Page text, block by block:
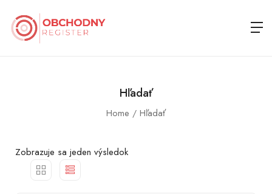
Hľadať
Home Hľadať
Zobrazuje sa jeden výsledok